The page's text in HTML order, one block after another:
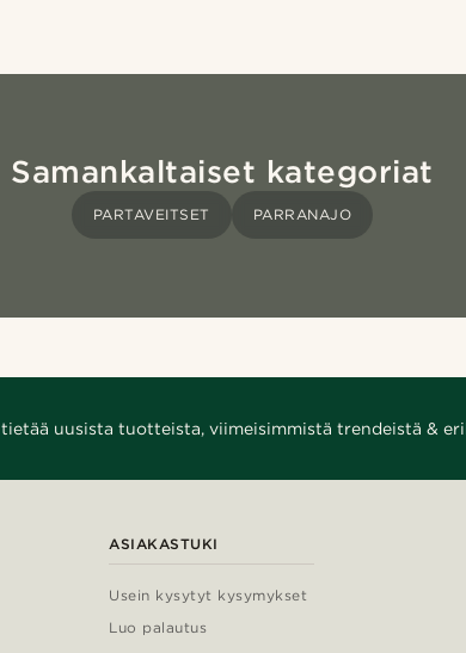
Samankaltaiset kategoriat
PARTAVEITSET PARRANAJO
tietää uusista tuotteista, viimeisimmistä trendeistä &
ASIAKASTUKI
Usein kysytyt kysymykset
Luo palautus